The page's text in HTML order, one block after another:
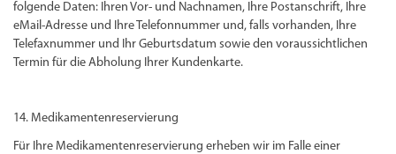
folgende Daten: Ihren Vor- und Nachnamen, Ihre Postanschrift, Ihre
eMail-Adresse und Ihre Telefonnummer und, falls vorhanden, Ihre
Telefaxnummer und Ihr Geburtsdatum sowie den voraussichtlichen
Termin für die Abholung Ihrer Kundenkarte.
14. Medikamentenreservierung
Für Ihre Medikamentenreservierung erheben wir im Falle einer